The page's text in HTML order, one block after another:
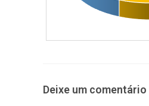
Deixe um comentário